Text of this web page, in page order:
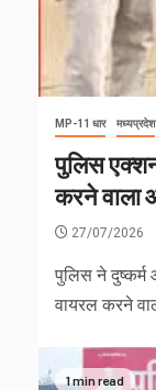
MP-11 धार मध्यप्रदेश
पुलिस एक्शन
करने वाला
27/07/2026
पुलिस ने दुष्कर्म
वायरल करने
1 min read